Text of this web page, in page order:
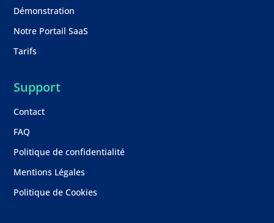
Démonstration
Notre Portail SaaS
Tarifs
Support
Contact
FAQ
Politique de confidentialité
Mentions Légales
Politique de Cookies